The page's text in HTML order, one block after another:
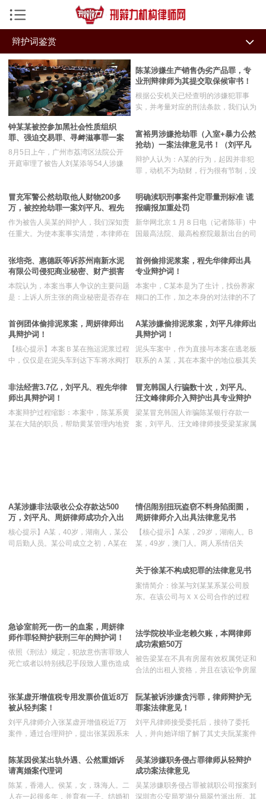
辩护词鉴赏
全部 辩护词鉴赏
文学诗歌
办案手记
法律论证书 刑辩讲坛
刑辩痴人
钟某某被控参加黑社会性质组织
罪、强迫交易罪、寻衅滋事罪一案
一审
8月5日上午，广州市荔湾区法院公开
开庭审理了被告人刘某添等54人涉嫌
织、领导、参加黑社会性质组织罪，强
迫交易罪，敲诈勒索罪，寻衅滋事罪，
故意伤害罪、开设赌场罪、非国家工作
人员受贿罪等多个罪名。被告人多达
两级法院审理的“涉黑”
陈某涉嫌生产销售伪劣产品罪，专
业刑辩律师为其提交取保候审书！
根据公安机关已经查明的涉嫌犯罪事
实，并考量对应的刑法条款，我们认为
徒刑以上刑罚，对其适用取保候审措施
也不会发生社会危险性”的条件。因
法》第51条、第96条、第65条等规
定，特为其提出申请，请予批准。
富裕男涉嫌抢劫罪（入室+暴力公然
抢劫）一案法律意见书！（刘平凡
律师、程先华律师出
辩护人认为：A某的行为，起因并非犯
罪，动机不为劫财，行为很有节制，没
节显著轻微，危害不大，不认为是犯
罪”的规定精神。为公正的处理本案，
其个性缺陷，为不致使其家庭破裂、子
女流离失所、父母孤独残年，在此，辩
冒充军警公然劫取他人财物200多
万，被控抢劫罪一案刘平凡、程先
华律师出具质证意见
作为被告人吴某的辩护人，我们深知责
任重大。为使本案事实清楚，本律师在
该案证据问题发表如下质证意见，恳请
贵院充分考虑并予以采纳！
明确渎职刑事案件定罪量刑标准 谎
报瞒报加重处罚
新华网北京１月８日电（记者陈菲）中
国最高法院、最高检察院最新出台的司
职守罪的定罪量刑标准，规定对谎报瞒
报致使损失扩大或者抢救工作延误的，
张培尧、惠德跃等诉苏州南新水泥
有限公司侵犯商业秘密、财产损害
赔偿纠纷上诉案
本院认为，本案当事人争议的主要问题
是：上诉人所主张的商业秘密是否存在
的民事责任。
首例偷排泥浆案，程先华律师出具
专业辩护词！
本案中，C某本是为了生计，找份养家
糊口的工作，加之本身的对法律的不了
知。作为Ｃ某的辩护律师，程先华律师
在接手本案之后，前后会见Ｃ某十余
次，向司法机关出具法律意见书，提交
辩护词，等等。一系列的工作下来，本
损害财物的价值几何，怎样鉴定；关于
本案中在逃的老板；Ａ某、
首例团体偷排泥浆案，周妍律师出
具辩护词！
【核心提示】本案Ｂ某在拖运泥浆过程
中，仅仅是在泥头车到达下车将水阀打
用非常之小，而且Ｂ某系为了一份工作
而参与排放泥浆的。作为本分老实的乡
而外出打工。苦于自身没有一技之长，
在家庭责任的重担下，Ｂ某才会参与排
A某涉嫌偷排泥浆案，刘平凡律师出
具辩护词！
泥头车案中，作为直接与本案在逃老板
联系的Ａ某，其在本案中的地位极其关
网首席律师刘平凡。经过和刘平凡律师
的约谈，Ａ某家属随即委托刘平凡律师
案中，刘平凡律师研究卷宗，找到突破
口，虽然本案中Ａ某系直接与老板Ｄ某
非法经营3.7亿，刘平凡、程先华律
师出具辩护词！
本案辩护过程缩影：本案中，陈某系黄
某在大陆的职员，帮助黄某管理内地资
的证据及案卷材料，出具达五千字的辩
护词，最终法庭全部采纳律师的辩护意
冒充韩国人行骗数十次，刘平凡、
汪文峰律师介入辩护出具专业辩护
词！
梁某冒充韩国人诈骗陈某银行存款一
案，刘平凡、汪文峰律师接受梁某家属
决特向一审法院提交辩护词!中国牛律
师团队办公地址：深圳市福田区南园路
A某涉嫌非法吸收公众存款达500
万，刘平凡、周妍律师成功介入出
具辩护词！
核心提示】A某，40岁，湖南人，某公
司后勤人员。某公司成立之初，A某在
某家属经人介绍找到广东际唐律师事务
所首席律师刘平凡，刘平凡律师携周妍
情侣闹别扭玩盗窃不料身陷囹圄，
周妍律师介入出具法律意见书
【核心提示】A某，29岁，湖南人。B
某，49岁，澳门人。两人系情侣关
确定恋人关系后，二人开始共同居住，
凌晨，A某与B某因为琐事发生摩擦，A
某拿了B某的挎包出门而逃,B某报，A
为其提供法律咨询。前后不到半个小时
就接受委托
急诊室前死一伤一的血案，周妍律
师作罪轻辩护获刑三年的辩护词！
依照《刑法》规定，犯故意伤害罪致人
死亡或者以特别残忍手段致人重伤造成
护，成功将控方起诉的故意伤害罪主犯
辩护为从犯，获刑仅三年！赔偿被害人
家属172618.90元！事后当事人家属非
常满意判决结果，并表示不再上诉！
关于徐某不构成犯罪的法律意见书
案情简介：徐某与刘某某系某公司股
东。在该公司与ＸＸ公司合作的过程
作了一份ＸＸ公司的《授权委托书》。
ＸＸ公司发现后，向公安机关举报。公
安机关以刘某某、徐某涉嫌伪造公司印
章罪立案侦查，并对二嫌疑人刑事拘
留、逮捕。朱立清律师接受律师所指
某提供法律服务，并在审查起诉
法学院校毕业老赖欠账，本网律师
成功索赔50万
被告梁某在不具有房屋有效权属凭证和
合法的出租人资格，并且在该讼争房屋
出租他人，从而导致租赁合同无法进行
租赁登记，引起原告不能依法到工商部
赁房屋的目的，使得其原本的经营活动
无法顺利开展，从而原告邹某要求解除
无奈，邹某只有求助于律师，希望通过
法律程序挽回自己的损
张某虚开增值税专用发票价值近8万
被从轻判案！
刘平凡律师介入张某虚开增值税近7万
案件，通过合理辩护，提出张某因系未
对张某适用缓刑。案情：张某，男，
17岁，因涉嫌虚开增值税专用发票
市罗湖区公安局批准逮捕，后被深圳市
阮某被诉涉嫌贪污罪，律师辩护无
罪案法律意见！
刘平凡律师接受委托后，接待了委托
人，并向她详细了解了其丈夫阮某案件
规，并会见了当事人，根据事实和法律
规定在侦查阶段为其提供法律帮助。后
检察院阶段，退钱和解，最终检察院认
陈某因侯某出轨外遇、公然重婚诉
请离婚案代理词
陈某，香港人。侯某，女，珠海人。二
人在一起很多年，并育有一子。结婚初
吴某涉嫌职务侵占罪律师从轻辩护
成功案法律意见
吴某涉嫌职务侵占罪被就职公司报案到
深圳市公安局罗湖分局翠竹派出所。其
返回首页
机构律师
刑事资讯
私募危机处理研究中心
今日热点
智辩特训
成功案例
律师文集
业务专长
业务范围
刑辩常识
罪名档案
新法速递